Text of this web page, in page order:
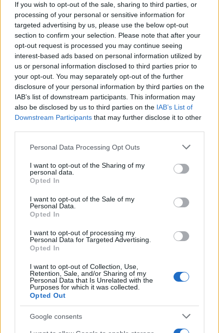
If you wish to opt-out of the sale, sharing to third parties, or
processing of your personal or sensitive information for
targeted advertising by us, please use the below opt-out
section to confirm your selection. Please note that after your
opt-out request is processed you may continue seeing
interest-based ads based on personal information utilized by
us or personal information disclosed to third parties prior to
your opt-out. You may separately opt-out of the further
disclosure of your personal information by third parties on the
IAB’s list of downstream participants. This information may
also be disclosed by us to third parties on the IAB’s List of
Downstream Participants that may further disclose it to other
Please note that this website/app uses one or more Google
not limited to your visit or usage behaviour. You may click to
grant or deny consent to Google and its third-party tags to
use your data for below specified purposes in below Google
consent section.
Personal Data Processing Opt Outs
I want to opt-out of the Sharing of my
personal data.
Opted In
I want to opt-out of the Sale of my
Personal Data.
Opted In
I want to opt-out of processing my
Personal Data for Targeted Advertising.
Opted In
I want to opt-out of Collection, Use,
Retention, Sale, and/or Sharing of my
Personal Data that Is Unrelated with the
Purposes for which it was collected.
Opted Out
Google consents
Χαρακτηριστικό παράδειγμα, αποτελεί το
σοβαρό πρόβλημα που υπάρχει στο χωριό
Σκλήθρο στην περιοχή της Αγιάς Λάρισας, στο
οποίο και επιχειρείται με πολλές δυσκολίες το
άνοιγμα του δρόμου από εκχιονιστικά
μηχανήματα.
Να σημειωθεί πως σε όλο το νομό η κατάσταση
είναι πολύ δύσκολη, καθώς τα εκχιονιστικά
περνάει το εκχιονιστικό μηχάνημα, ακριβώς μετά
από 10 λεπτά το χιόνι καλύπτει όλο το δρόμο.
Είναι πολύ δύσκολη η κατάσταση και το χιόνι είναι
αντιπεριφερειάρχης Π.Ε Λάρισας, Δημήτρης
Παπαδημόπουλος.
– Κλειστά και τα καταστήματα λόγω χιονιά στη
Η σφοδρότητα της κακοκαιρίας που έχει πλήξει
το νομό Λάρισας σήμερα, δημιούργησε
δυσκολίες στην καθημερινότητα της αγοράς της
Λάρισας, με τους εμπόρους και